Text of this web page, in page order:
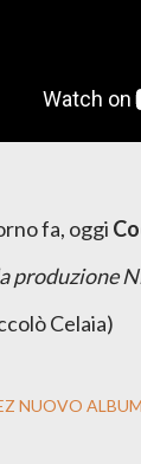
fa, oggi
produzione
Celaia)
NUOVO ALBUM